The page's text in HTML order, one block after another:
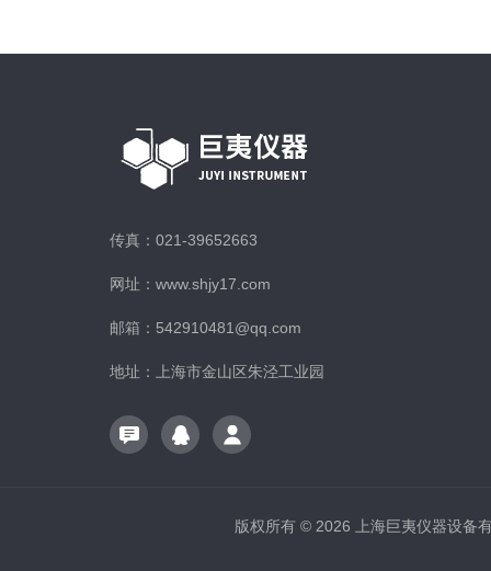
传真：021-39652663
网址：www.shjy17.com
邮箱：542910481@qq.com
地址：上海市金山区朱泾工业园
版权所有 © 2026 上海巨夷仪器设